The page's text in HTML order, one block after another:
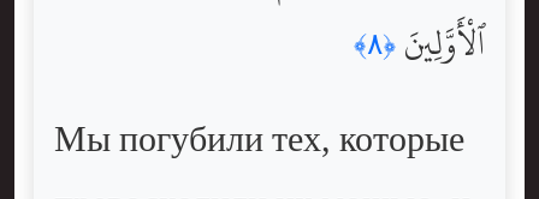
ٱلْأَوَّلِينَ ﴿٨﴾
Мы погубили тех, которые